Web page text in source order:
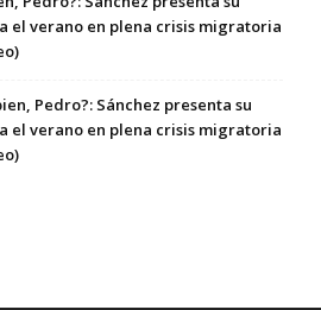
el verano en plena crisis migratoria
Pedro?: Sánchez presenta su
el verano en plena crisis migratoria